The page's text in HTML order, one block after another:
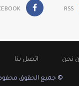
RSS
نحن اتصل بنا
© جميع الحقوق محفوظة 2020 -